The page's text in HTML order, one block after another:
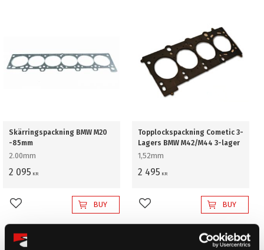
Skärringspackning BMW M20
-85mm
2.00mm
2 095 KR
Add to favorites BUY
Topplockspackning Cometic 3-
Lagers BMW M42/M44 3-lager
1,52mm
2 495 KR
Add to favorites BUY